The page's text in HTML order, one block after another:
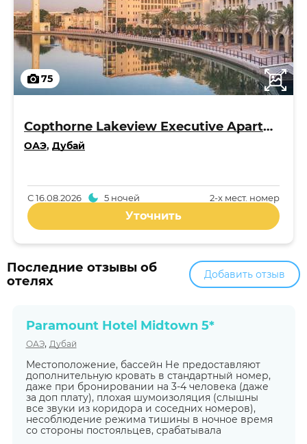
75
Copthorne Lakeview Executive Apartments Dubai, Green Community 4*
ОАЭ, Дубай
2-x мест. номер
С16.08.2026 5 ночей
Уточнить
Последние отзывы об
отелях
Добавить отзыв
Paramount Hotel Midtown 5*
ОАЭ, Дубай
Местоположение, бассейн Не предоставляют
дополнительную кровать в стандартный номер,
даже при бронировании на 3-4 человека (даже
за доп плату), плохая шумоизоляция (слышны
все звуки из коридора и соседних номеров),
несоблюдение режима тишины в ночное время
со стороны постояльцев, срабатывала